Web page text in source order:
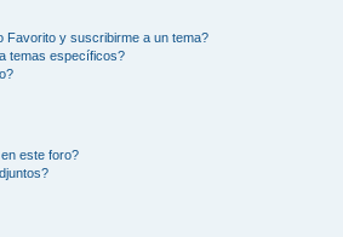
Favorito y suscribirme a un tema?
temas específicos?
este foro?